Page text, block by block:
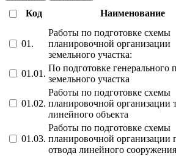
Код Наименование
01.
Работы по подготовке схемы
планировочной организации
земельного участка:
01.01.
По подготовке генерального
земельного участка
01.02.
Работы по подготовке схемы
планировочной организации
линейного объекта
01.03.
Работы по подготовке схемы
планировочной организации
отвода линейного сооружения